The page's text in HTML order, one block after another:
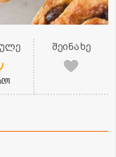
შეინახე